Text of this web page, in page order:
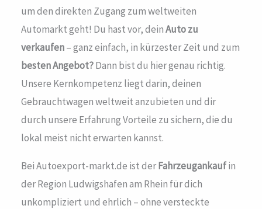
um den direkten Zugang zum weltweiten
Automarkt geht! Du hast vor, deinAuto zu
verkaufen– ganz einfach, in kürzester Zeit und zum
besten Angebot?Dann bist du hier genau richtig.
Unsere Kernkompetenz liegt darin, deinen
Gebrauchtwagen weltweit anzubieten und dir
durch unsere Erfahrung Vorteile zu sichern, die du
lokal meist nicht erwarten kannst.
Bei Autoexport-markt.de ist derFahrzeugankaufin
der Region Ludwigshafen am Rhein für dich
unkompliziert und ehrlich – ohne versteckte